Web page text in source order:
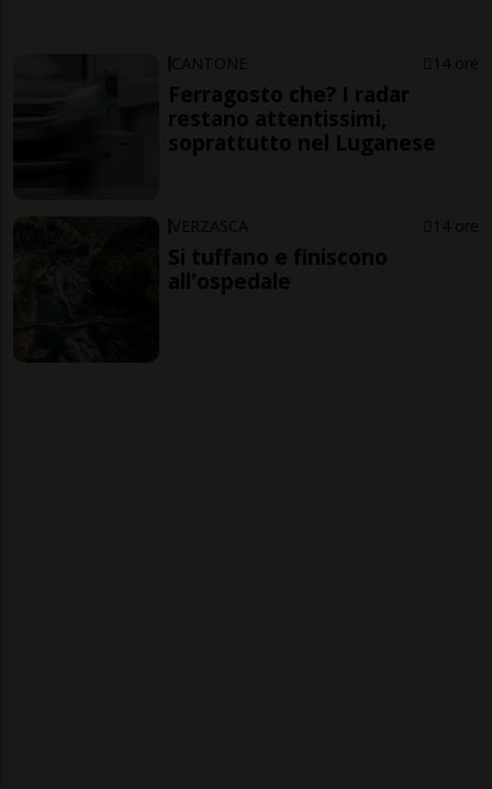
CANTONE 14 ore
Ferragosto che? I radar
restano attentissimi,
soprattutto nel Luganese
VERZASCA 14 ore
Si tuffano e finiscono
all'ospedale